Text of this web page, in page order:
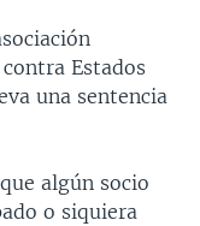
Estados
una sentencia
algún socio
o siquiera